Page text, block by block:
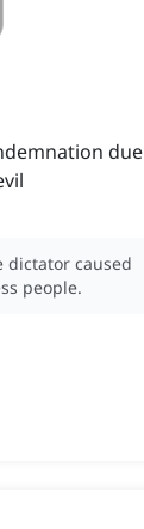
due
dictator caused
people.